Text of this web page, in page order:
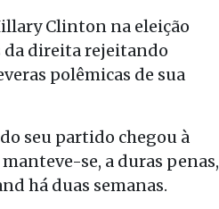
Clinton na eleição
da direita rejeitando
polêmicas de sua
seu partido chegou à
se, a duras penas,
há duas semanas.